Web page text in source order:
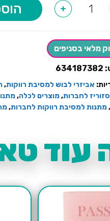
של
להוספת
מיתוג
+
מלאי בסניפים
634187382
אביזרי לבוש למסיבת רווקות,
לחברות,מוצרים לכלה,
,מתנות למסיבת רווקות לחברות,
עוד